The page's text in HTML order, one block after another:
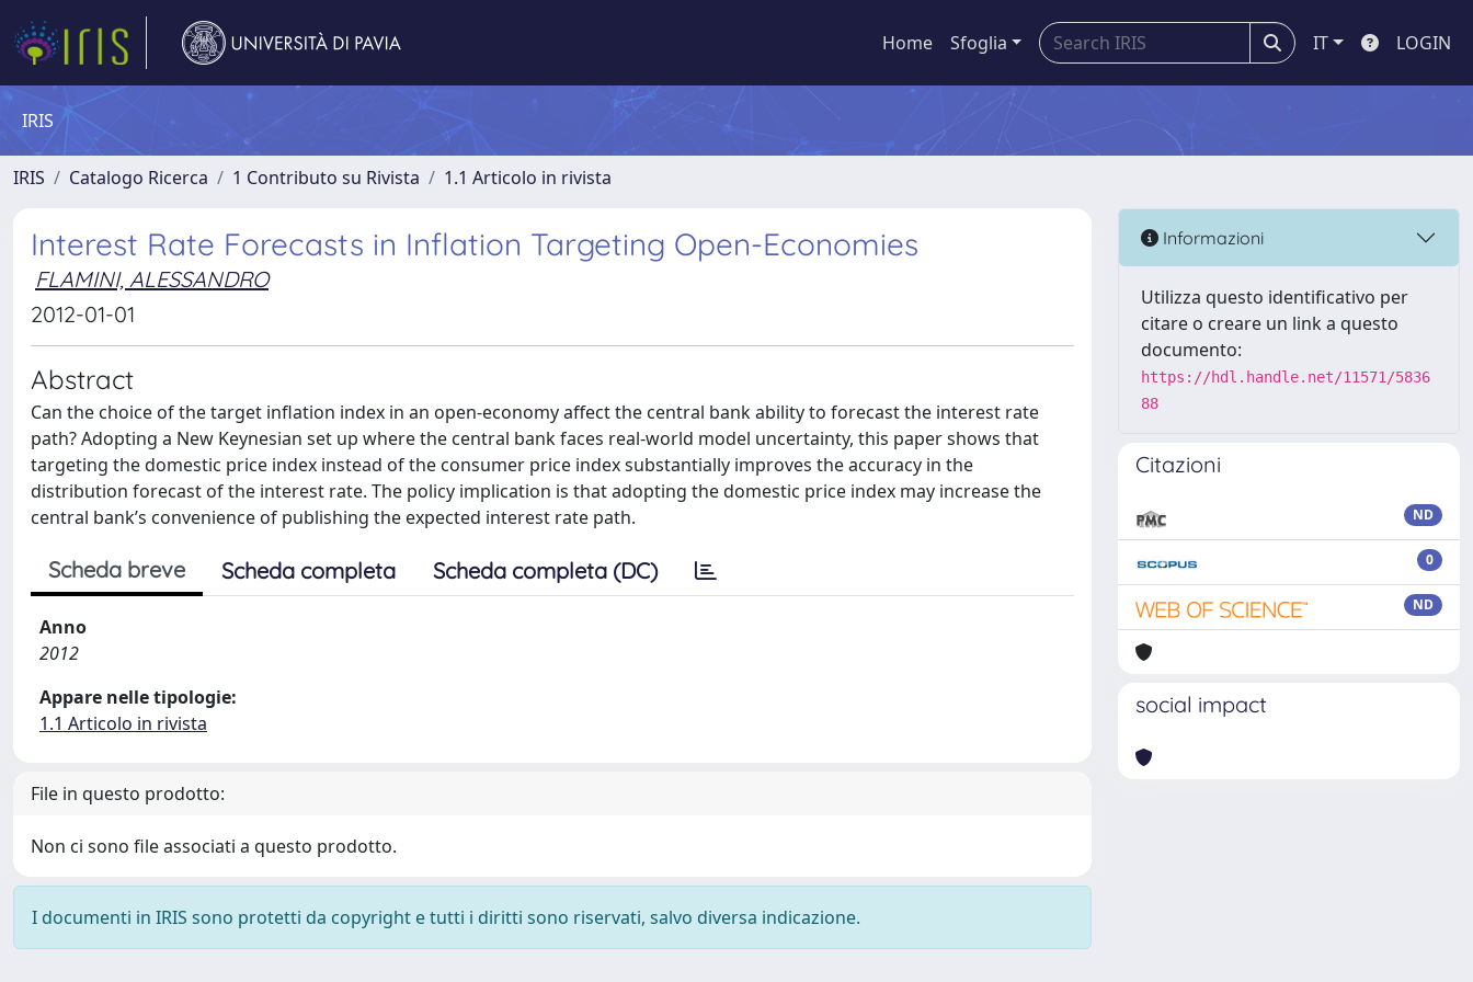
Home Sfoglia IT LOGIN
IRIS
IRIS Catalogo Ricerca 1 Contributo su Rivista 1.1 Articolo in rivista
Interest Rate Forecasts in Inflation Targeting Open-Economies
FLAMINI, ALESSANDRO
2012-01-01
Abstract
Can the choice of the target inflation index in an open-economy affect the central bank ability to forecast the interest rate
path? Adopting a New Keynesian set up where the central bank faces real-world model uncertainty, this paper shows that
targeting the domestic price index instead of the consumer price index substantially improves the accuracy in the
distribution forecast of the interest rate. The policy implication is that adopting the domestic price index may increase the
central bank’s convenience of publishing the expected interest rate path.
Scheda breve Scheda completa Scheda completa (DC)
Anno
2012
Appare nelle tipologie:
1.1 Articolo in rivista
File in questo prodotto:
Non ci sono file associati a questo prodotto.
I documenti in IRIS sono protetti da copyright e tutti i diritti sono riservati, salvo diversa indicazione.
Informazioni
Utilizza questo identificativo per
citare o creare un link a questo
documento:
https://hdl.handle.net/11571/5836
88
Citazioni
ND
0
ND
social impact